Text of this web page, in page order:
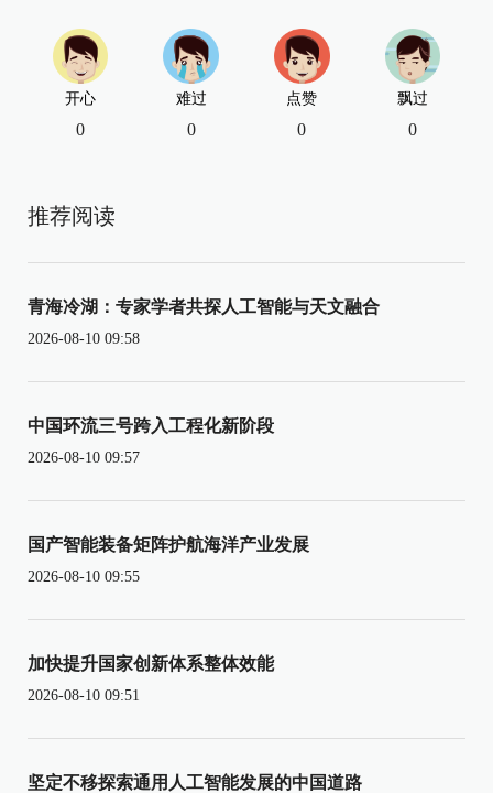
开心
0
难过
0
点赞
0
飘过
0
推荐阅读
青海冷湖：专家学者共探人工智能与天文融合
2026-08-10 09:58
中国环流三号跨入工程化新阶段
2026-08-10 09:57
国产智能装备矩阵护航海洋产业发展
2026-08-10 09:55
加快提升国家创新体系整体效能
2026-08-10 09:51
坚定不移探索通用人工智能发展的中国道路